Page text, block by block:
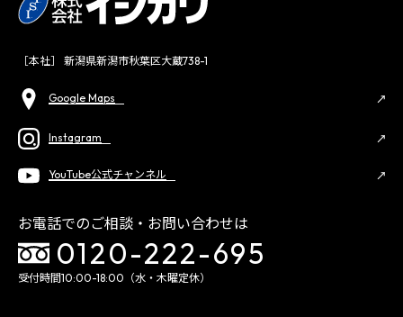
［本社］ 新潟県新潟市秋葉区大蔵738-1
Google Maps
Instagram
YouTube公式チャンネル
お電話でのご相談・お問い合わせは
0120-222-695
受付時間10:00-18:00（水・木曜定休）